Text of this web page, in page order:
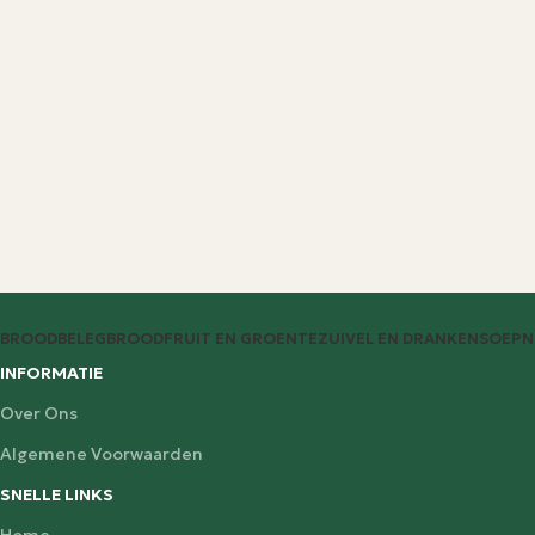
BROODBELEGBROODFRUIT EN GROENTEZUIVEL EN DRANKENSOEP
INFORMATIE
Over Ons
Algemene Voorwaarden
SNELLE LINKS